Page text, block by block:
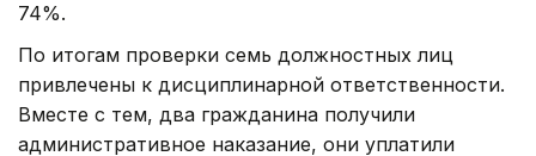
74%.
По итогам проверки семь должностных лиц
привлечены к дисциплинарной ответственности.
Вместе с тем, два гражданина получили
административное наказание, они уплатили